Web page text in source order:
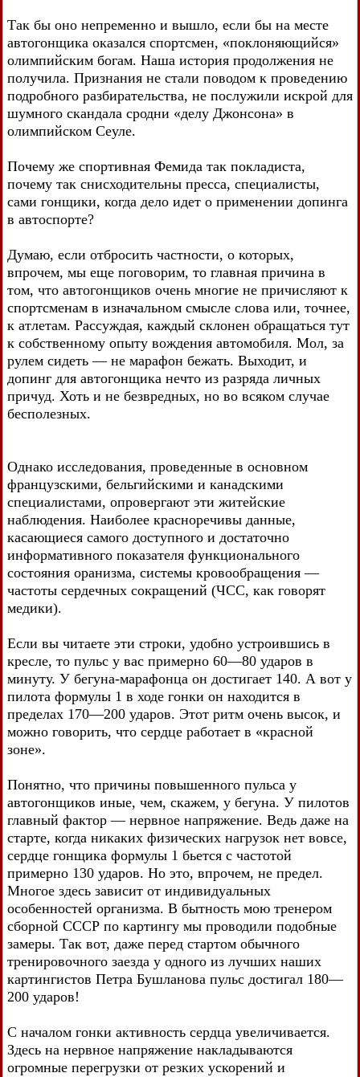
Так бы оно непременно и вышло, если бы на месте
автогонщика оказался спортсмен, «поклоняющийся»
олимпийским богам. Наша история продолжения не
получила. Признания не стали поводом к проведению
подробного разбирательства, не послужили искрой для
шумного скандала сродни «делу Джонсона» в
олимпийском Сеуле.
Почему же спортивная Фемида так покладиста,
почему так снисходительны пресса, специалисты,
сами гонщики, когда дело идет о применении допинга
в автоспорте?
Думаю, если отбросить частности, о которых,
впрочем, мы еще поговорим, то главная причина в
том, что автогонщиков очень многие не причисляют к
спортсменам в изначальном смысле слова или, точнее,
к атлетам. Рассуждая, каждый склонен обращаться тут
к собственному опыту вождения автомобиля. Мол, за
рулем сидеть — не марафон бежать. Выходит, и
допинг для автогонщика нечто из разряда личных
причуд. Хоть и не безвредных, но во всяком случае
бесполезных.
Однако исследования, проведенные в основном
французскими, бельгийскими и канадскими
специалистами, опровергают эти житейские
наблюдения. Наиболее красноречивы данные,
касающиеся самого доступного и достаточно
информативного показателя функционального
состояния оранизма, системы кровообращения —
частоты сердечных сокращений (ЧСС, как говорят
медики).
Если вы читаете эти строки, удобно устроившись в
кресле, то пульс у вас примерно 60—80 ударов в
минуту. У бегуна-марафонца он достигает 140. А вот у
пилота формулы 1 в ходе гонки он находится в
пределах 170—200 ударов. Этот ритм очень высок, и
можно говорить, что сердце работает в «красной
зоне».
Понятно, что причины повышенного пульса у
автогонщиков иные, чем, скажем, у бегуна. У пилотов
главный фактор — нервное напряжение. Ведь даже на
старте, когда никаких физических нагрузок нет вовсе,
сердце гонщика формулы 1 бьется с частотой
примерно 130 ударов. Но это, впрочем, не предел.
Многое здесь зависит от индивидуальных
особенностей организма. В бытность мою тренером
сборной СССР по картингу мы проводили подобные
замеры. Так вот, даже перед стартом обычного
тренировочного заезда у одного из лучших наших
картингистов Петра Бушланова пульс достигал 180—
200 ударов!
С началом гонки активность сердца увеличивается.
Здесь на нервное напряжение накладываются
огромные перегрузки от резких ускорений и